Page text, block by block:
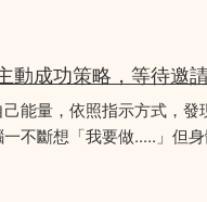
動成功策略，等待邀
能量，依照指示方式，
不斷想「我要做.....」但身